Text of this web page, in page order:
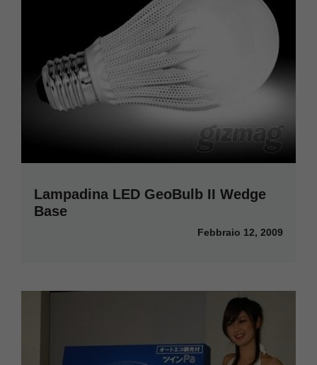
Lampadina LED GeoBulb II Wedge
Base
Febbraio 12, 2009